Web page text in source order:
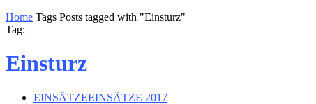
Home Tags Posts tagged with "Einsturz"
Tag:
Einsturz
EINSÄTZEEINSÄTZE 2017